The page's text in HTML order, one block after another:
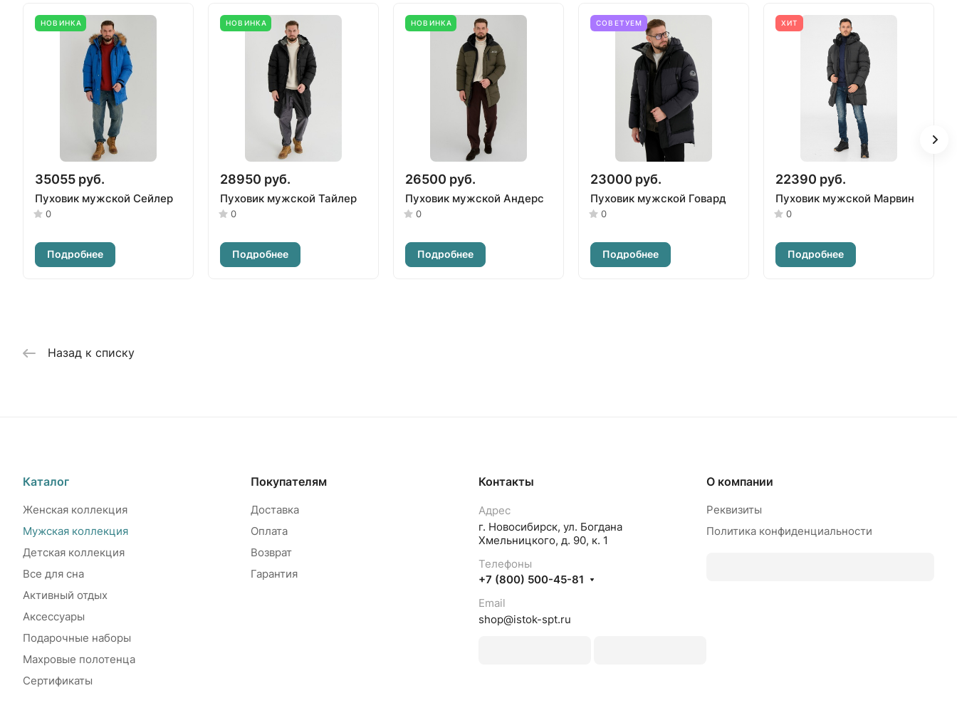
НОВИНКА
35055 руб.
Пуховик мужской Сейлер
0
Подробнее
НОВИНКА
28950 руб.
Пуховик мужской Тайлер
0
Подробнее
НОВИНКА
26500 руб.
Пуховик мужской Андерс
0
Подробнее
СОВЕТУЕМ
23000 руб.
Пуховик мужской Говард
0
Подробнее
ХИТ
22390 руб.
Пуховик мужской Марвин
0
Подробнее
Назад к списку
Каталог
Женская коллекция
Мужская коллекция
Детская коллекция
Все для сна
Активный отдых
Аксессуары
Подарочные наборы
Махровые полотенца
Сертификаты
Покупателям
Доставка
Оплата
Возврат
Гарантия
Контакты
Адрес
г. Новосибирск, ул. Богдана
Хмельницкого, д. 90, к. 1
Телефоны
+7 (800) 500-45-81
Email
shop@istok-spt.ru
О компании
Реквизиты
Политика конфиденциальности